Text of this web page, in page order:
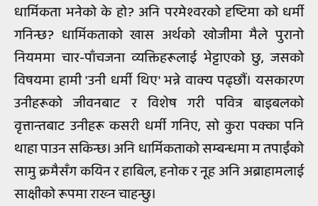
धार्मिकता भनेको के हो? अनि परमेश्वरको दृष्टिमा को धर्मी
गनिन्छ? धार्मिकताको खास अर्थको खोजीमा मैले पुरानो
नियममा चार-पाँचजना व्यक्तिहरूलाई भेट्टाएको छु, जसको
विषयमा हामी 'उनी धर्मी थिए' भन्ने वाक्य पढ्छौं। यसकारण
उनीहरूको जीवनबाट र विशेष गरी पवित्र बाइबलको
वृत्तान्तबाट उनीहरू कसरी धर्मी गनिए, सो कुरा पक्का पनि
थाहा पाउन सकिन्छ। अनि धार्मिकताको सम्बन्धमा म तपाईंको
सामु क्रमैसँग कयिन र हाबिल, हनोक र नूह अनि अब्राहामलाई
साक्षीको रूपमा राख्‍न चाहन्छु।